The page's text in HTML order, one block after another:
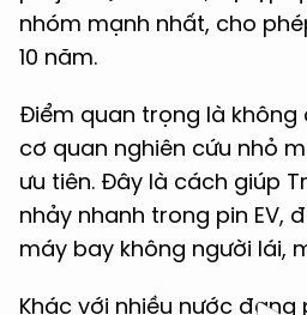
nhóm mạnh nhất, cho
10 năm.
Điểm quan trọng là không
cơ quan nghiên cứu nhỏ
ưu tiên. Đây là cách giúp
nhảy nhanh trong pin EV,
máy bay không người lái,
Khác với nhiều nước đang